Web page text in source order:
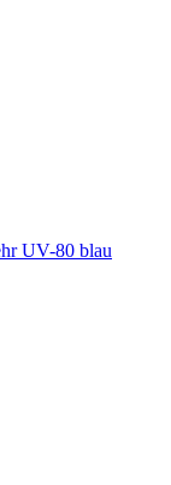
UV-80 blau